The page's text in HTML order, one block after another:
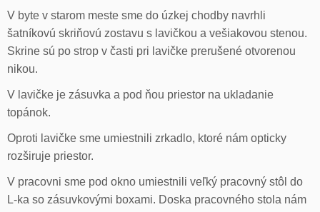
V byte v starom meste sme do úzkej chodby navrhli
šatníkovú skriňovú zostavu s lavičkou a vešiakovou stenou.
Skrine sú po strop v časti pri lavičke prerušené otvorenou
nikou.
V lavičke je zásuvka a pod ňou priestor na ukladanie
topánok.
Oproti lavičke sme umiestnili zrkadlo, ktoré nám opticky
rozširuje priestor.
V pracovni sme pod okno umiestnili veľký pracovný stôl do
L-ka so zásuvkovými boxami. Doska pracovného stola nám